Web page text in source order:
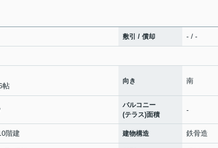
敷引 / 償却 - / -
帖
向き 南
バルコニー
(テラス)面積
-
階建 建物構造 鉄骨造